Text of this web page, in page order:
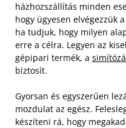
házhozszállítás minden
hogy ügyesen elvégezzük
ha tudjuk, hogy milyen
erre a célra. Legyen az
gépipari termék, a
biztosít.
Gyorsan és egyszerűen
mozdulat az egész.
készíteni rá, hogy